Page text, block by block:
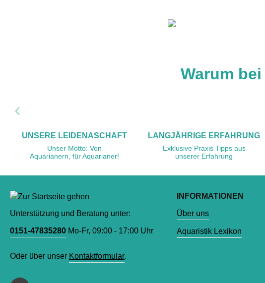
Warum
UNSERE LEIDENASCHAFT
Unser Motto: Von
Aquarianern, für Aquarianer!
LANGJÄHRIGE ERFAHRUNG
Exklusive Praxis Tipps aus
unserer Erfahrung
Unterstützung und Beratung unter:
0151-47835280 Mo-Fr, 09:00 - 17:00 Uhr
Oder über unser Kontaktformular.
INFORMATIONEN
Über uns
Aquaristik Lexikon